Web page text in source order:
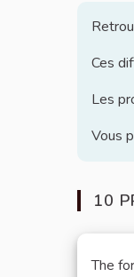
Ces
Les
Vous
10
The